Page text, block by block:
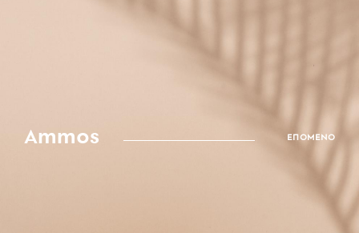
Ammos ΕΠΟΜΕΝΟ